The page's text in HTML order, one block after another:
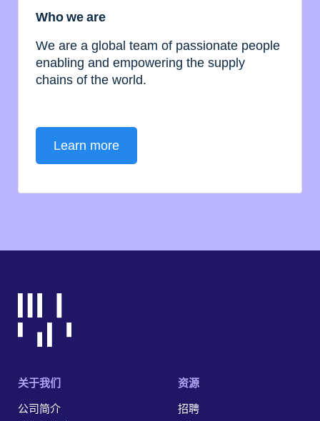
Who we are
We are a global team of passionate people
enabling and empowering the supply
chains of the world.
Learn more
关于我们
公司简介
资源
招聘